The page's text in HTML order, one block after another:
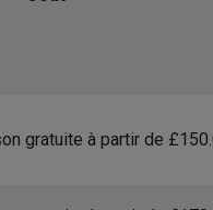
gratuite à partir de